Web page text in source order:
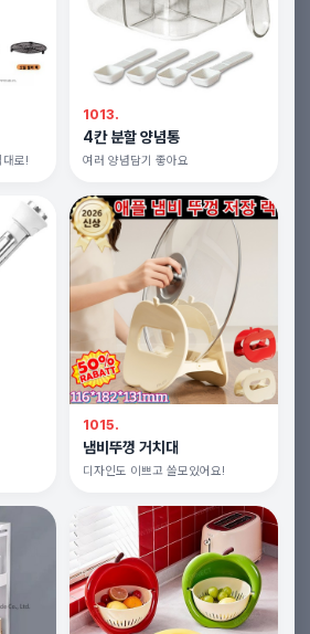
대로!
1013.
4칸 분할 양념통
여러 양념담기 좋아요
1015.
냄비뚜껑 거치대
디자인도 이쁘고 쓸모있어요!